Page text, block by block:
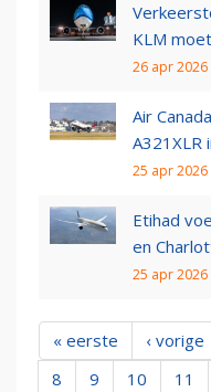
KLM
26 apr 2026
Air
A321XLR
25 apr 2026
Etihad
en
25 apr 2026
« eerste ‹ vorige
8
9 10 11